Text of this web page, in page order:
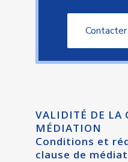
VALIDITÉ DE LA
MÉDIATION
Conditions et
clause de